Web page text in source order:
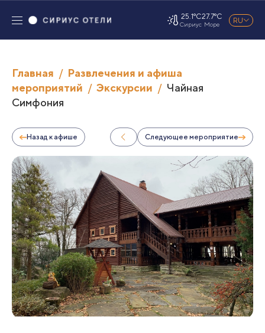
25.1°C
Сириус
27.7°C
Море RU
Главная
Развлечения и афиша
мероприятий
Экскурсии
Чайная
Симфония
Назад к афише Предыдущее мероприятие
Следующее мероприятие